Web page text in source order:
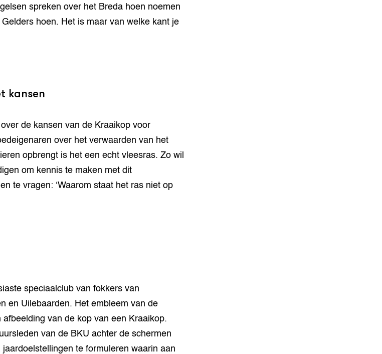
spreken over het Breda hoen noemen
hoen. Het is maar van welke kant je
kansen
de kansen van de Kraaikop voor
over het verwaarden van het
opbrengt is het een echt vleesras. Zo wil
om kennis te maken met dit
te vragen: ‘Waarom staat het ras niet op
speciaalclub van fokkers van
en Uilebaarden. Het embleem van de
van de kop van een Kraaikop.
van de BKU achter de schermen
te formuleren waarin aan